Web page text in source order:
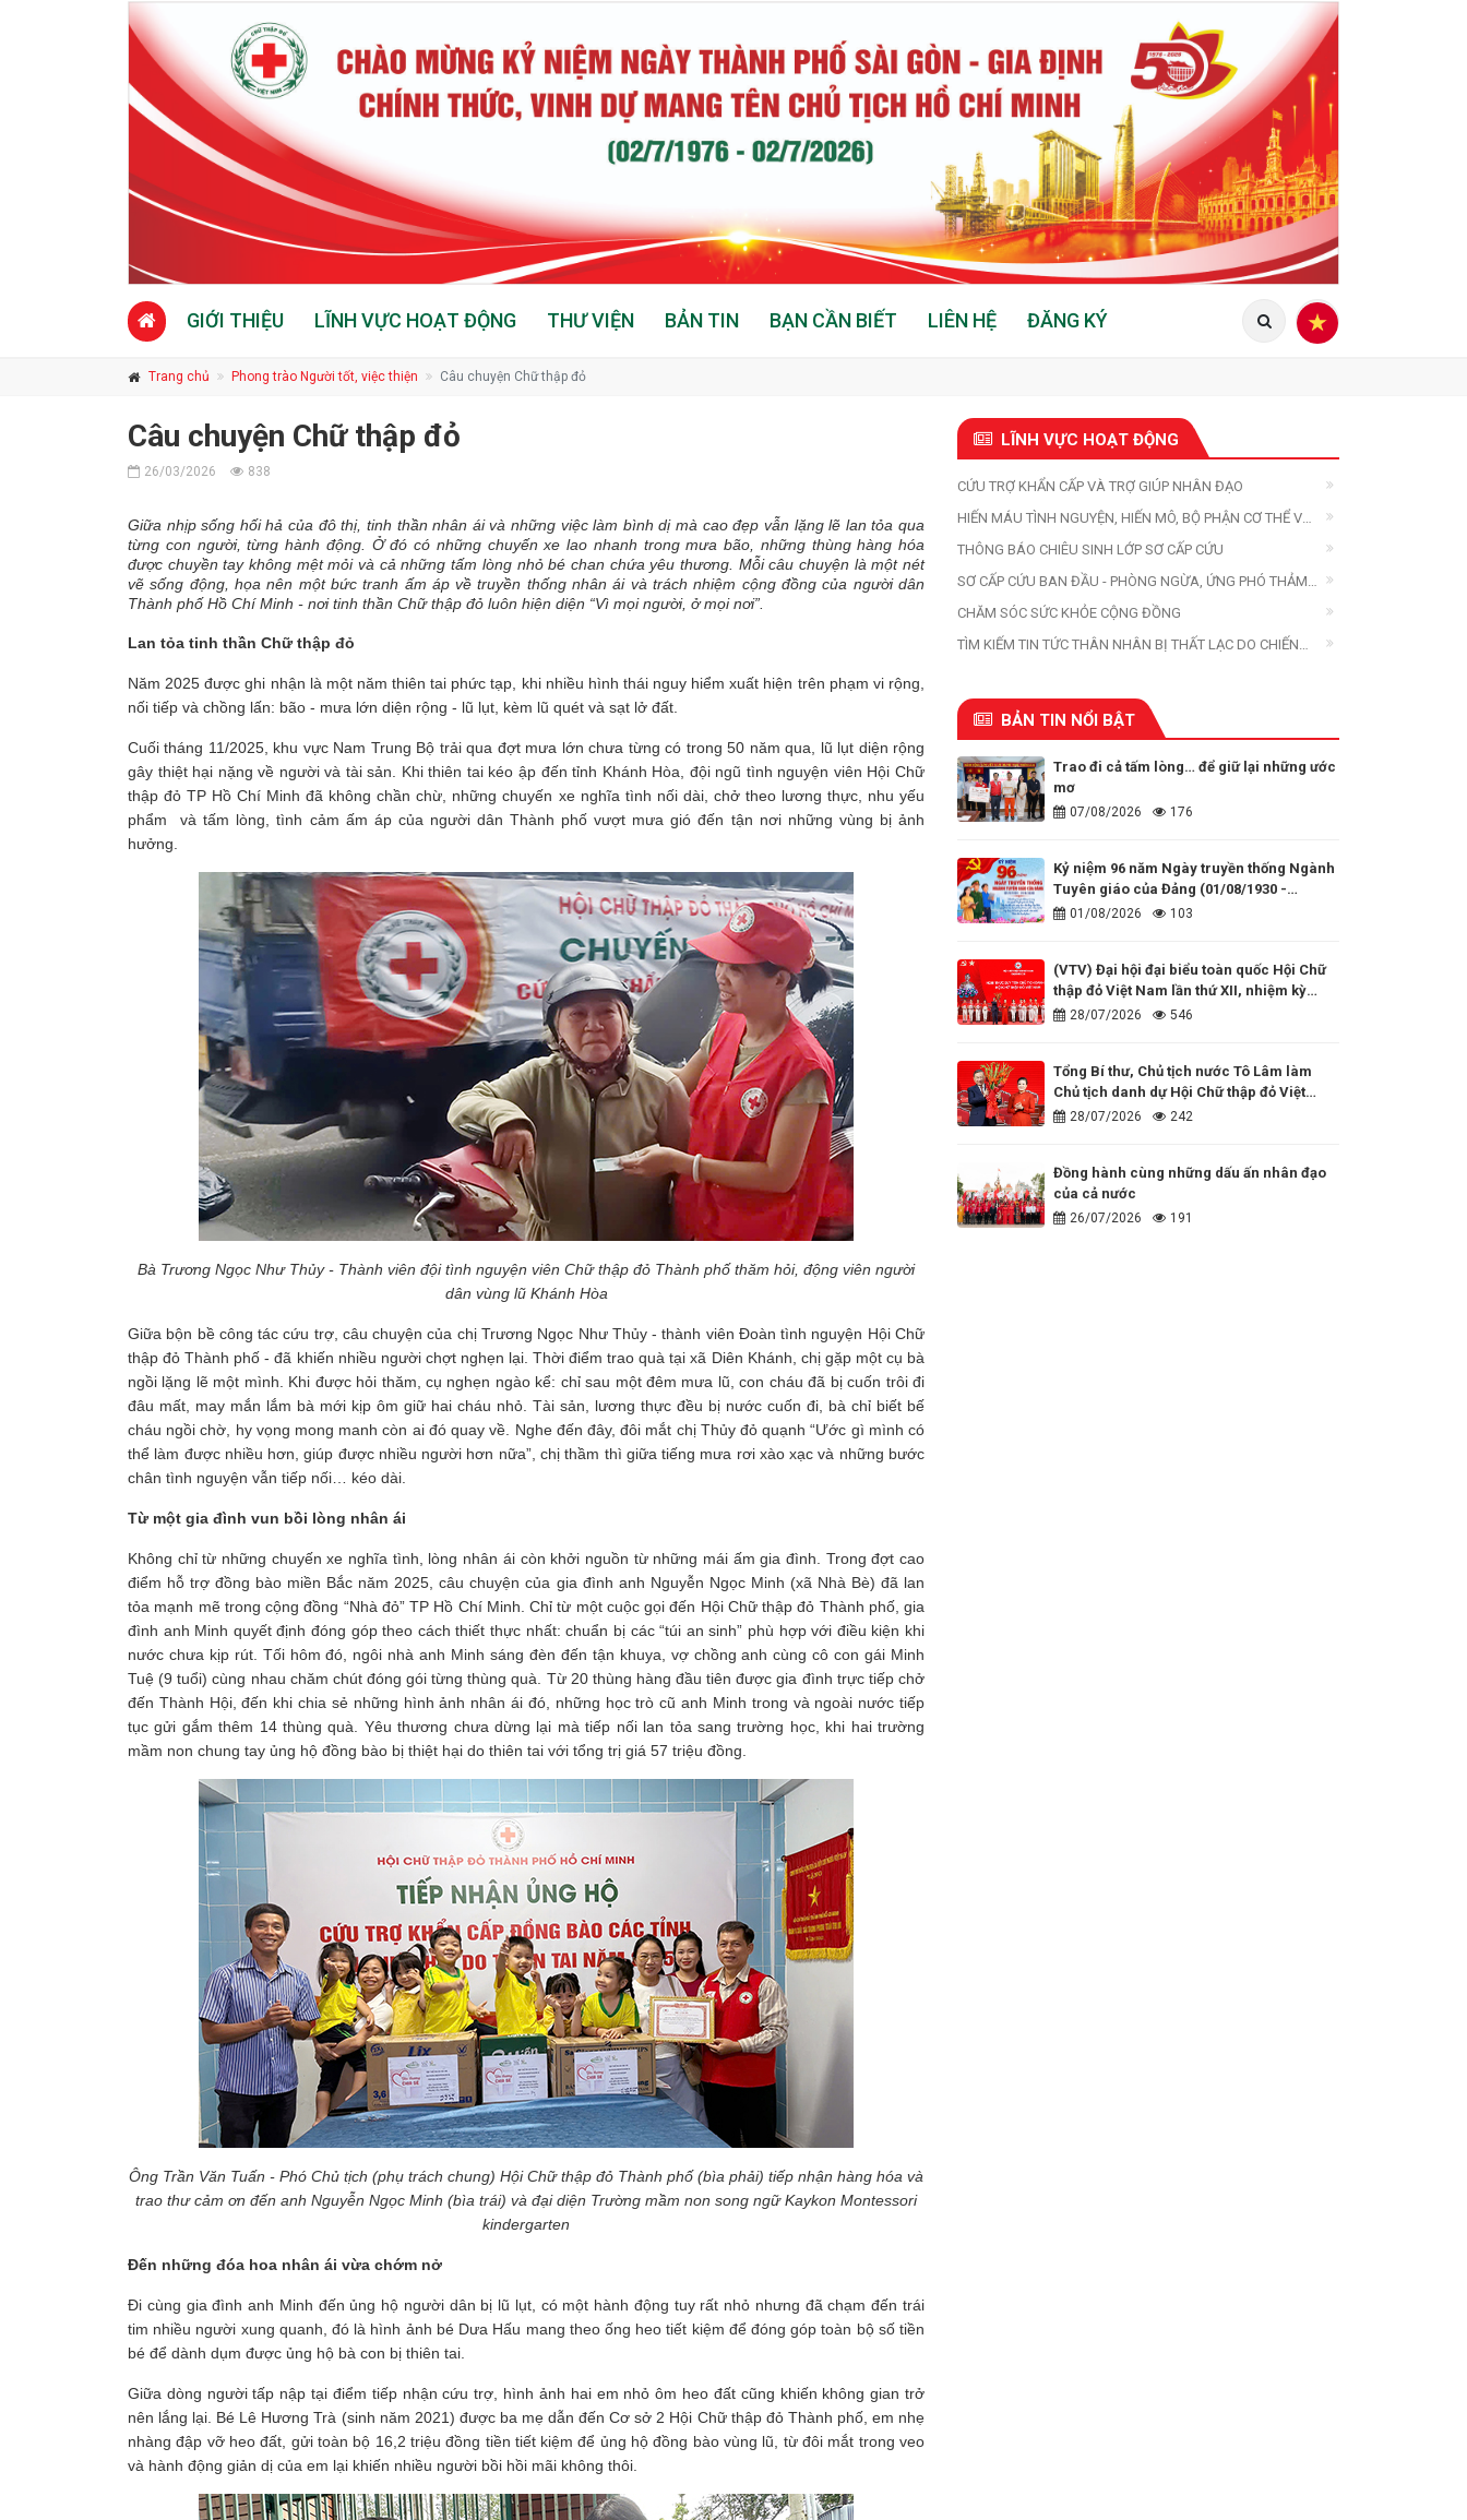
GIỚI THIỆU LĨNH VỰC HOẠT ĐỘNG THƯ VIỆN BẢN TIN BẠN CẦN BIẾT LIÊN HỆ ĐĂNG KÝ
Trang chủ Phong trào Người tốt, việc thiện Câu chuyện Chữ thập đỏ
Câu chuyện Chữ thập đỏ
26/03/2026 838
Giữa nhịp sống hối hả của đô thị, tinh thần nhân ái và những việc làm bình dị mà cao đẹp vẫn lặng lẽ lan tỏa qua
từng con người, từng hành động. Ở đó có những chuyến xe lao nhanh trong mưa bão, những thùng hàng hóa
được chuyền tay không mệt mỏi và cả những tấm lòng nhỏ bé chan chứa yêu thương. Mỗi câu chuyện là một nét
vẽ sống động, họa nên một bức tranh ấm áp về truyền thống nhân ái và trách nhiệm cộng đồng của người dân
Thành phố Hồ Chí Minh - nơi tinh thần Chữ thập đỏ luôn hiện diện “Vì mọi người, ở mọi nơi”.
Lan tỏa tinh thần Chữ thập đỏ
Năm 2025 được ghi nhận là một năm thiên tai phức tạp, khi nhiều hình thái nguy hiểm xuất hiện trên phạm vi rộng,
nối tiếp và chồng lấn: bão - mưa lớn diện rộng - lũ lụt, kèm lũ quét và sạt lở đất.
Cuối tháng 11/2025, khu vực Nam Trung Bộ trải qua đợt mưa lớn chưa từng có trong 50 năm qua, lũ lụt diện rộng
gây thiệt hại nặng về người và tài sản. Khi thiên tai kéo ập đến tỉnh Khánh Hòa, đội ngũ tình nguyện viên Hội Chữ
thập đỏ TP Hồ Chí Minh đã không chần chừ, những chuyến xe nghĩa tình nối dài, chở theo lương thực, nhu yếu
phẩm và tấm lòng, tình cảm ấm áp của người dân Thành phố vượt mưa gió đến tận nơi những vùng bị ảnh
hưởng.
Bà Trương Ngọc Như Thủy - Thành viên đội tình nguyện viên Chữ thập đỏ Thành phố thăm hỏi, động viên người
dân vùng lũ Khánh Hòa
Giữa bộn bề công tác cứu trợ, câu chuyện của chị Trương Ngọc Như Thủy - thành viên Đoàn tình nguyện Hội Chữ
thập đỏ Thành phố - đã khiến nhiều người chợt nghẹn lại. Thời điểm trao quà tại xã Diên Khánh, chị gặp một cụ bà
ngồi lặng lẽ một mình. Khi được hỏi thăm, cụ nghẹn ngào kể: chỉ sau một đêm mưa lũ, con cháu đã bị cuốn trôi đi
đâu mất, may mắn lắm bà mới kịp ôm giữ hai cháu nhỏ. Tài sản, lương thực đều bị nước cuốn đi, bà chỉ biết bế
cháu ngồi chờ, hy vọng mong manh còn ai đó quay về. Nghe đến đây, đôi mắt chị Thủy đỏ quạnh “Ước gì mình có
thể làm được nhiều hơn, giúp được nhiều người hơn nữa”, chị thầm thì giữa tiếng mưa rơi xào xạc và những bước
chân tình nguyện vẫn tiếp nối… kéo dài.
Từ một gia đình vun bồi lòng nhân ái
Không chỉ từ những chuyến xe nghĩa tình, lòng nhân ái còn khởi nguồn từ những mái ấm gia đình. Trong đợt cao
điểm hỗ trợ đồng bào miền Bắc năm 2025, câu chuyện của gia đình anh Nguyễn Ngọc Minh (xã Nhà Bè) đã lan
tỏa mạnh mẽ trong cộng đồng “Nhà đỏ” TP Hồ Chí Minh. Chỉ từ một cuộc gọi đến Hội Chữ thập đỏ Thành phố, gia
đình anh Minh quyết định đóng góp theo cách thiết thực nhất: chuẩn bị các “túi an sinh” phù hợp với điều kiện khi
nước chưa kịp rút. Tối hôm đó, ngôi nhà anh Minh sáng đèn đến tận khuya, vợ chồng anh cùng cô con gái Minh
Tuệ (9 tuổi) cùng nhau chăm chút đóng gói từng thùng quà. Từ 20 thùng hàng đầu tiên được gia đình trực tiếp chở
đến Thành Hội, đến khi chia sẻ những hình ảnh nhân ái đó, những học trò cũ anh Minh trong và ngoài nước tiếp
tục gửi gắm thêm 14 thùng quà. Yêu thương chưa dừng lại mà tiếp nối lan tỏa sang trường học, khi hai trường
mầm non chung tay ủng hộ đồng bào bị thiệt hại do thiên tai với tổng trị giá 57 triệu đồng.
Ông Trần Văn Tuấn - Phó Chủ tịch (phụ trách chung) Hội Chữ thập đỏ Thành phố (bìa phải) tiếp nhận hàng hóa và
trao thư cảm ơn đến anh Nguyễn Ngọc Minh (bìa trái) và đại diện Trường mầm non song ngữ Kaykon Montessori
kindergarten
Đến những đóa hoa nhân ái vừa chớm nở
Đi cùng gia đình anh Minh đến ủng hộ người dân bị lũ lụt, có một hành động tuy rất nhỏ nhưng đã chạm đến trái
tim nhiều người xung quanh, đó là hình ảnh bé Dưa Hấu mang theo ống heo tiết kiệm để đóng góp toàn bộ số tiền
bé để dành dụm được ủng hộ bà con bị thiên tai.
Giữa dòng người tấp nập tại điểm tiếp nhận cứu trợ, hình ảnh hai em nhỏ ôm heo đất cũng khiến không gian trở
nên lắng lại. Bé Lê Hương Trà (sinh năm 2021) được ba mẹ dẫn đến Cơ sở 2 Hội Chữ thập đỏ Thành phố, em nhẹ
nhàng đập vỡ heo đất, gửi toàn bộ 16,2 triệu đồng tiền tiết kiệm để ủng hộ đồng bào vùng lũ, từ đôi mắt trong veo
và hành động giản dị của em lại khiến nhiều người bồi hồi mãi không thôi.
LĨNH VỰC HOẠT ĐỘNG
CỨU TRỢ KHẨN CẤP VÀ TRỢ GIÚP NHÂN ĐẠO
HIẾN MÁU TÌNH NGUYỆN, HIẾN MÔ, BỘ PHẬN CƠ THỂ VÀ
HIẾN XÁC
THÔNG BÁO CHIÊU SINH LỚP SƠ CẤP CỨU
SƠ CẤP CỨU BAN ĐẦU - PHÒNG NGỪA, ỨNG PHÓ THẢM
HỌA
CHĂM SÓC SỨC KHỎE CỘNG ĐỒNG
TÌM KIẾM TIN TỨC THÂN NHÂN BỊ THẤT LẠC DO CHIẾN
BẢN TIN NỔI BẬT
Trao đi cả tấm lòng… để giữ lại những ước
mơ
07/08/2026 176
Kỷ niệm 96 năm Ngày truyền thống Ngành
Tuyên giáo của Đảng (01/08/1930 -
01/08/2026)
01/08/2026 103
(VTV) Đại hội đại biểu toàn quốc Hội Chữ
thập đỏ Việt Nam lần thứ XII, nhiệm kỳ
2026 - 2031
28/07/2026 546
Tổng Bí thư, Chủ tịch nước Tô Lâm làm
Chủ tịch danh dự Hội Chữ thập đỏ Việt
Nam28/07/2026 242
Đồng hành cùng những dấu ấn nhân đạo
của cả nước
26/07/2026 191